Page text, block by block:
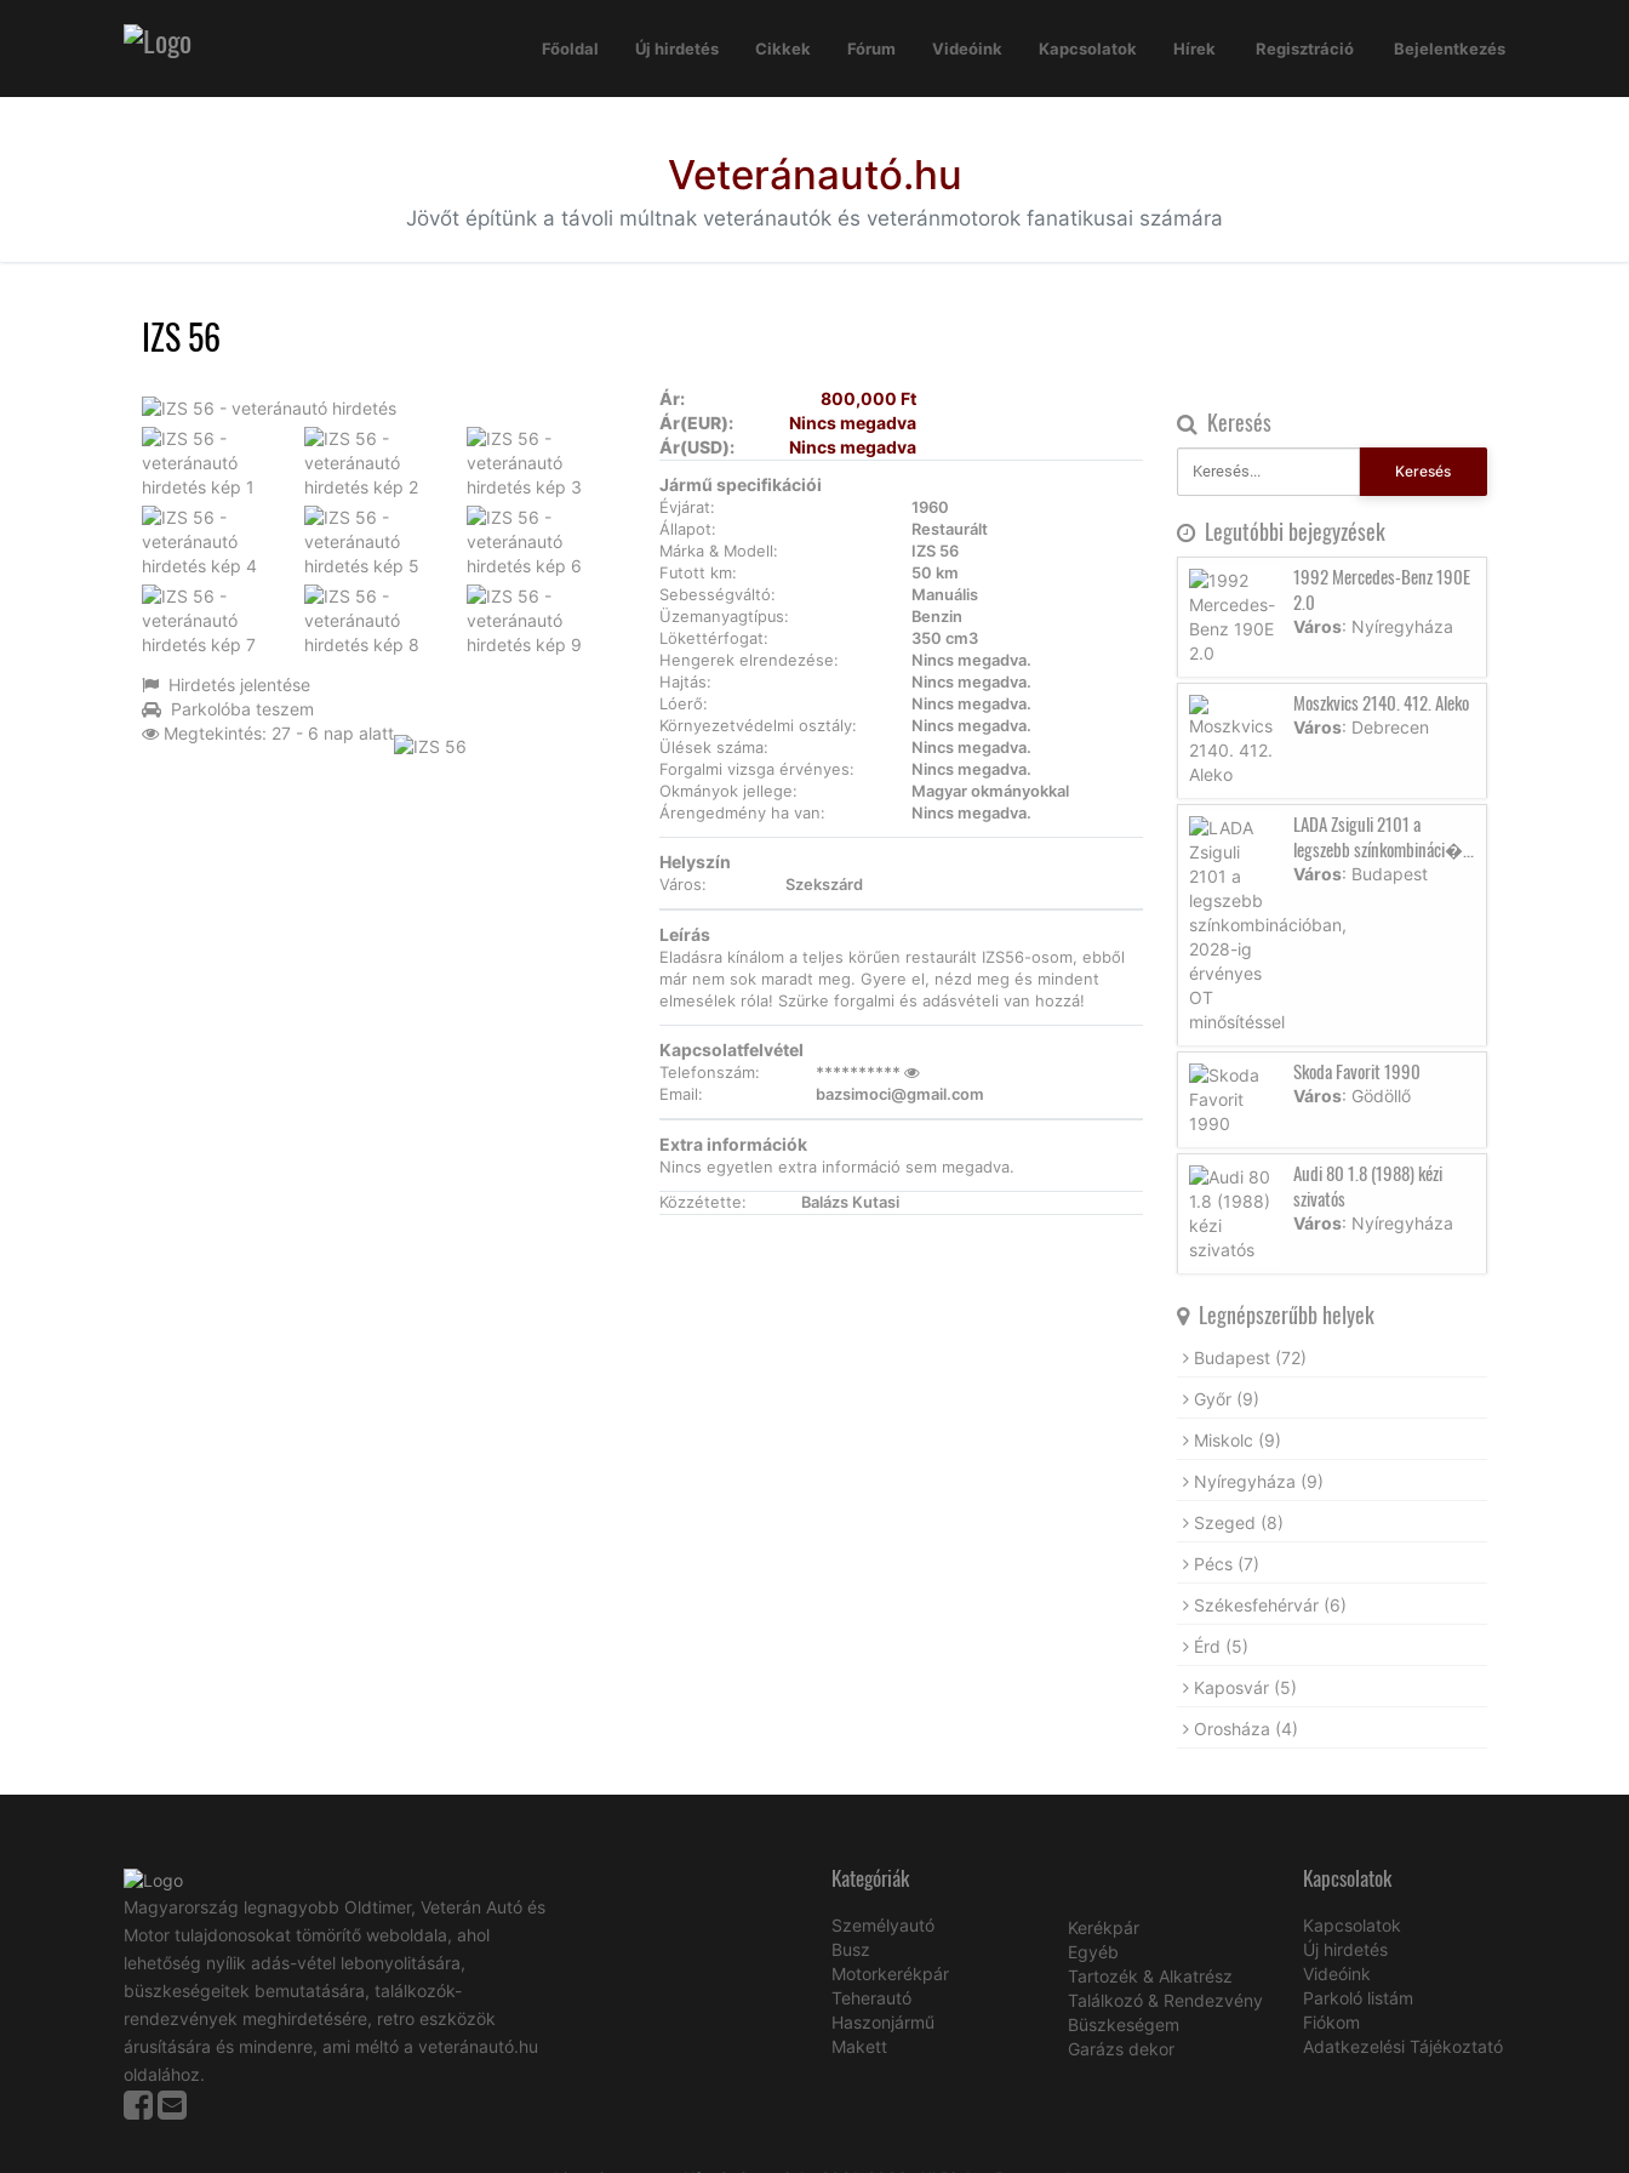
Főoldal Új hirdetés Cikkek Fórum Videóink Kapcsolatok Hírek Regisztráció Bejelentkezés
Veteránautó.hu
Jövőt építünk a távoli múltnak veteránautók és veteránmotorok fanatikusai számára
IZS 56
Hirdetés jelentése
Parkolóba teszem
Megtekintés: 27 - 6 nap alatt
Ár:
800,000 Ft
Ár(EUR):
Nincs megadva
Ár(USD):
Nincs megadva
Jármű specifikációi
Évjárat:
1960
Állapot:
Restaurált
Márka & Modell:
IZS 56
Futott km:
50 km
Sebességváltó:
Manuális
Üzemanyagtípus:
Benzin
Lökettérfogat:
350 cm3
Hengerek elrendezése:
Nincs megadva.
Hajtás:
Nincs megadva.
Lóerő:
Nincs megadva.
Környezetvédelmi osztály:
Nincs megadva.
Ülések száma:
Nincs megadva.
Forgalmi vizsga érvényes:
Nincs megadva.
Okmányok jellege:
Magyar okmányokkal
Árengedmény ha van:
Nincs megadva.
Helyszín
Város: Szekszárd
Leírás
Eladásra kínálom a teljes körűen restaurált IZS56-osom, ebből
már nem sok maradt meg. Gyere el, nézd meg és mindent
elmesélek róla! Szürke forgalmi és adásvételi van hozzá!
Kapcsolatfelvétel
Telefonszám:
**********
Email:
bazsimoci@gmail.com
Extra információk
Nincs egyetlen extra információ sem megadva.
Közzétette:
Balázs Kutasi
Keresés
Keresés
Legutóbbi bejegyzések
1992 Mercedes-Benz 190E
2.0
Város: Nyíregyháza
Moszkvics 2140. 412. Aleko
Város: Debrecen
LADA Zsiguli 2101 a
legszebb színkombináci�...
Város: Budapest
Skoda Favorit 1990
Város: Gödöllő
Audi 80 1.8 (1988) kézi
szivatós
Város: Nyíregyháza
Legnépszerűbb helyek
Budapest (72)
Győr (9)
Miskolc (9)
Nyíregyháza (9)
Szeged (8)
Pécs (7)
Székesfehérvár (6)
Érd (5)
Kaposvár (5)
Orosháza (4)
Magyarország legnagyobb Oldtimer, Veterán Autó és
Motor tulajdonosokat tömörítő weboldala, ahol
lehetőség nyílik adás-vétel lebonyolitására,
büszkeségeitek bemutatására, találkozók-
rendezvények meghirdetésére, retro eszközök
árusítására és mindenre, ami méltó a veteránautó.hu
oldalához.
Kategóriák
Személyautó
Busz
Motorkerékpár
Teherautó
Haszonjármű
Makett
Kerékpár
Egyéb
Tartozék & Alkatrész
Találkozó & Rendezvény
Büszkeségem
Garázs dekor
Kapcsolatok
Kapcsolatok
Új hirdetés
Videóink
Parkoló listám
Fiókom
Adatkezelési Tájékoztató